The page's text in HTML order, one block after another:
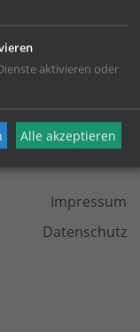
KONTAKT
Impressum
Datenschutz
aktivieren oder
Alle akzeptieren